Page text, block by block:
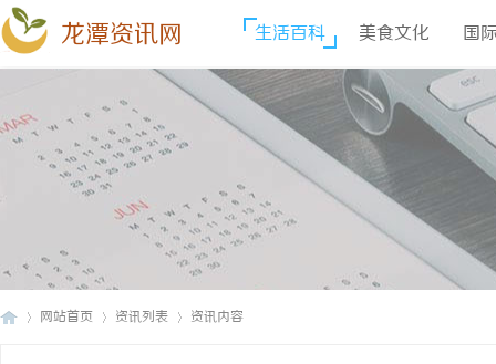
龙潭资讯网 生活百科 美食文化 国
网站首页 资讯列表 资讯内容